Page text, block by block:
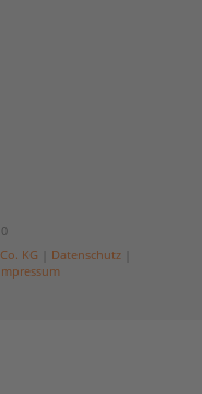
KG Datenschutz|
Impressum